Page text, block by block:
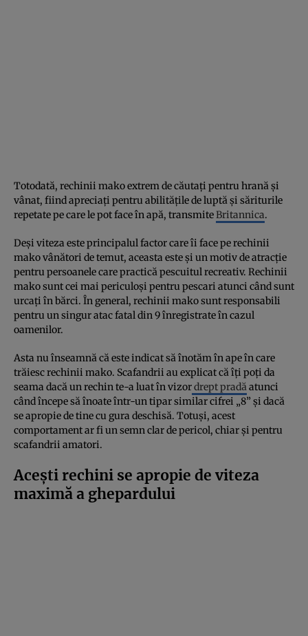
Totodată, rechinii mako extrem de căutați pentru hrană și
vânat, fiind apreciați pentru abilitățile de luptă și săriturile
repetate pe care le pot face în apă, transmiteBritannica.
Deși viteza este principalul factor care îi face pe rechinii
mako vânători de temut, aceasta este și un motiv de atracție
pentru persoanele care practică pescuitul recreativ. Rechinii
mako sunt cei mai periculoși pentru pescari atunci când sunt
urcați în bărci. În general, rechinii mako sunt responsabili
pentru un singur atac fatal din 9 înregistrate în cazul
oamenilor.
Asta nu înseamnă că este indicat să înotăm în ape în care
trăiesc rechinii mako. Scafandrii au explicat că îți poți da
seama dacă un rechin te-a luat în vizordrept pradăatunci
când începe să înoate într-un tipar similar cifrei „8” și dacă
se apropie de tine cu gura deschisă. Totuși, acest
comportament ar fi un semn clar de pericol, chiar și pentru
scafandrii amatori.
Acești rechini se apropie de viteza
maximă a ghepardului